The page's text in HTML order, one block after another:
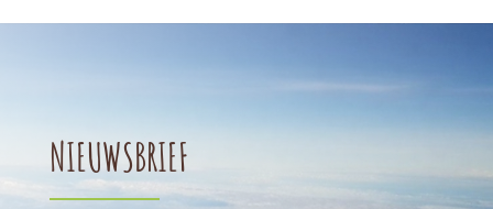
NIEUWSBRIEF